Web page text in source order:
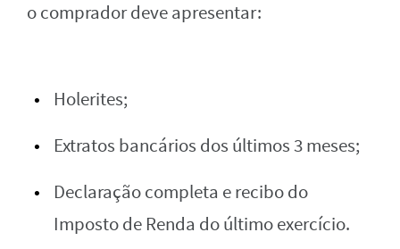
o comprador deve apresentar:
Holerites;
Extratos bancários dos últimos 3 meses;
Declaração completa e recibo do
Imposto de Renda do último exercício.